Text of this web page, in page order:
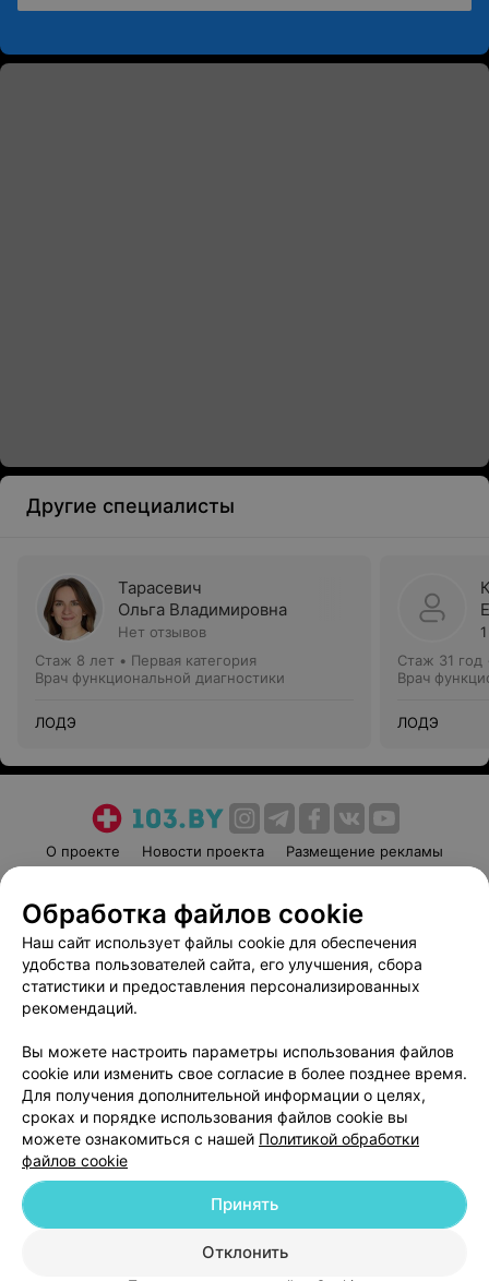
Другие специалисты
Тарасевич
Ольга Владимировна
Нет отзывов
Стаж 8 лет • Первая категория
Врач функциональной диагностики
ЛОДЭ
Стаж 31 год
Врач
ЛОДЭ
О проекте Новости проекта
Размещение рекламы
Пользовательское соглашение
Способы оплаты
Вакансии
Партнеры
Написать руководителю 103.by
Обработка персональных данных
© 2026 ООО «Артокс Лаб», УНП 191700409
| 220012, Республика Беларусь,
Служба поддержки +375 291212755
Обработка файлов cookie
Наш сайт использует файлы cookie для обеспечения
удобства пользователей сайта, его улучшения, сбора
статистики и предоставления персонализированных
рекомендаций.
Вы можете настроить параметры использования файлов
cookie или изменить свое согласие в более позднее время.
Для получения дополнительной информации о целях,
сроках и порядке использования файлов cookie вы
можете ознакомиться с нашей Политикой обработки
файлов cookie
Отклонить
Принять